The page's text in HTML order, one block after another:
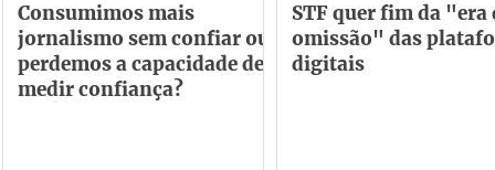
Consumimos mais
jornalismo sem confiar ou
perdemos a capacidade de
medir confiança?
STF quer fim da "era
omissão" das
digitais